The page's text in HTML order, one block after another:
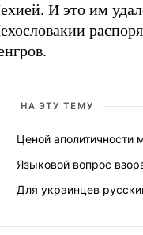
И это им
НА ЭТУ ТЕМУ
Ценой аполитичности
Языковой вопрос
Для украинцев